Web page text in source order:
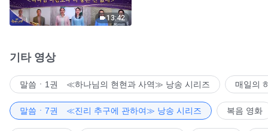
13:42
기타 영상
말씀ㆍ1권 ≪하나님의 현현과 사역≫ 낭송 시리즈 매일의
말씀ㆍ7권 ≪진리 추구에 관하여≫ 낭송 시리즈 복음 영화